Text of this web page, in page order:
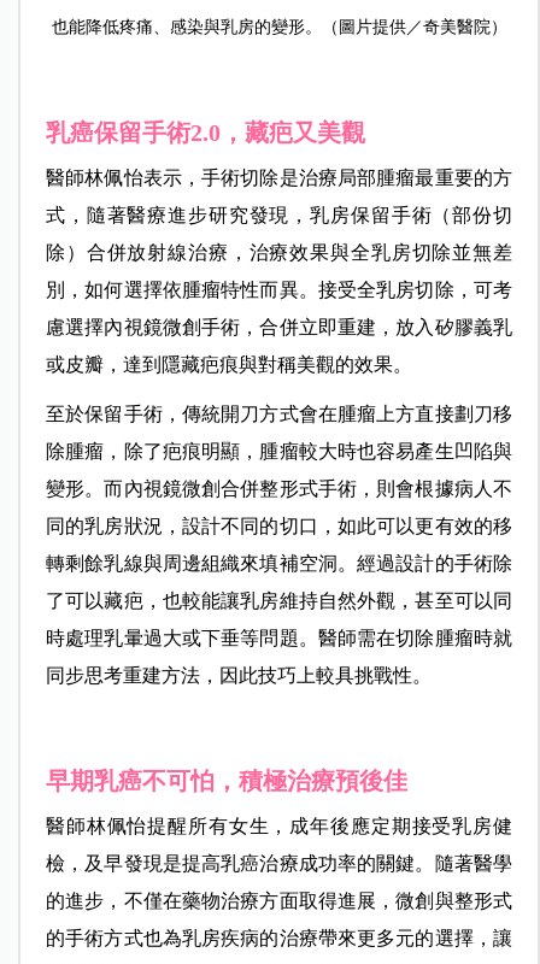
也能降低疼痛、感染與乳房的變形。（圖片提供／奇美醫院）
乳癌保留手術2.0，藏疤又美觀
醫師林佩怡表示，手術切除是治療局部腫瘤最重要的方
式，隨著醫療進步研究發現，乳房保留手術（部份切
除）合併放射線治療，治療效果與全乳房切除並無差
別，如何選擇依腫瘤特性而異。接受全乳房切除，可考
慮選擇內視鏡微創手術，合併立即重建，放入矽膠義乳
或皮瓣，達到隱藏疤痕與對稱美觀的效果。
至於保留手術，傳統開刀方式會在腫瘤上方直接劃刀移
除腫瘤，除了疤痕明顯，腫瘤較大時也容易產生凹陷與
變形。而內視鏡微創合併整形式手術，則會根據病人不
同的乳房狀況，設計不同的切口，如此可以更有效的移
轉剩餘乳線與周邊組織來填補空洞。經過設計的手術除
了可以藏疤，也較能讓乳房維持自然外觀，甚至可以同
時處理乳暈過大或下垂等問題。醫師需在切除腫瘤時就
同步思考重建方法，因此技巧上較具挑戰性。
早期乳癌不可怕，積極治療預後佳
醫師林佩怡提醒所有女生，成年後應定期接受乳房健
檢，及早發現是提高乳癌治療成功率的關鍵。隨著醫學
的進步，不僅在藥物治療方面取得進展，微創與整形式
的手術方式也為乳房疾病的治療帶來更多元的選擇，讓